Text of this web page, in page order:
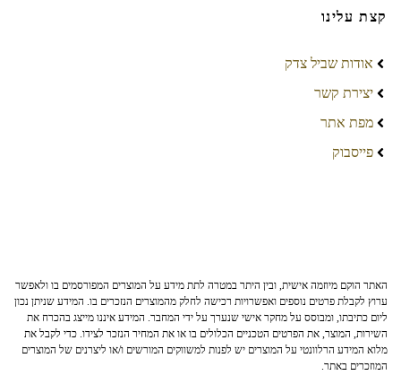
קצת עלינו
אודות שביל צדק
יצירת קשר
מפת אתר
פייסבוק
האתר הוקם מיוזמה אישית, ובין היתר במטרה לתת מידע על המוצרים המפורסמים בו ולאפשר
ערוץ לקבלת פרטים נוספים ואפשרויות רכישה לחלק מהמוצרים הנזכרים בו. המידע שניתן נכון
ליום כתיבתו, ומבוסס על מחקר אישי שנערך על ידי המחבר. המידע איננו מייצג בהכרח את
השירות, המוצר, את הפרטים הטכניים הכלולים בו או את המחיר הנזכר לצידו. כדי לקבל את
מלוא המידע הרלוונטי על המוצרים יש לפנות למשווקים המורשים ו/או ליצרנים של המוצרים
המוזכרים באתר.